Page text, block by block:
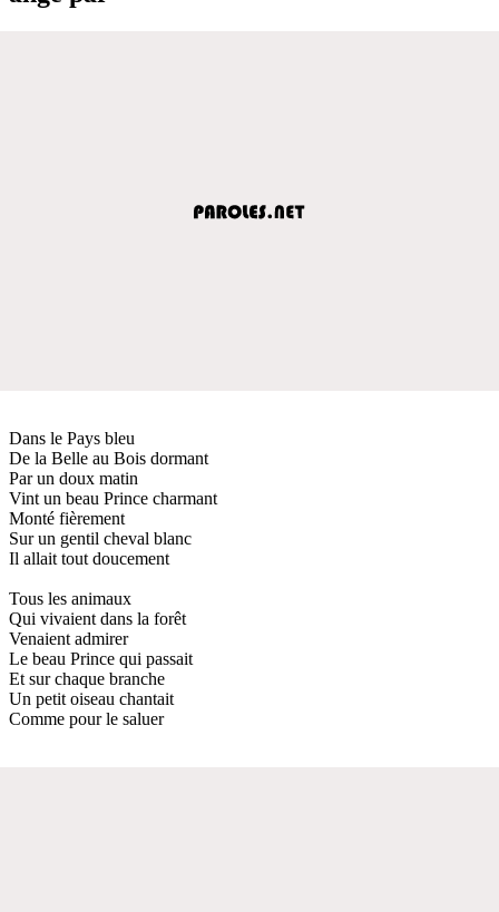
Dans le Pays bleu
De la Belle au Bois dormant
Par un doux matin
Vint un beau Prince charmant
Monté fièrement
Sur un gentil cheval blanc
Il allait tout doucement
Tous les animaux
Qui vivaient dans la forêt
Venaient admirer
Le beau Prince qui passait
Et sur chaque branche
Un petit oiseau chantait
Comme pour le saluer